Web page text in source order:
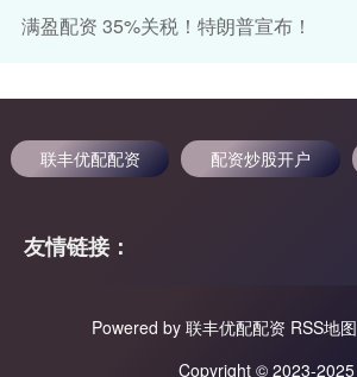
满盈配资 35%关税！特朗普宣布！
联丰优配配资 配资炒股开户
友情链接：
Powered by 联丰优配配资 RSS地图
Copyright © 2023-2025